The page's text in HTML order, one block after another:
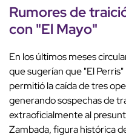
Rumores de
con "El Mayo"
En los últimos meses
que sugerían que "El
permitió la caída de tres
generando sospechas de
extraoficialmente al
Zambada, figura histórica